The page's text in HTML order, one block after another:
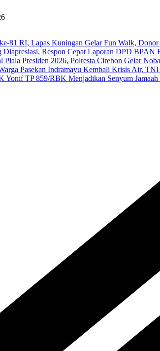
81 RI, Lapas Kuningan Gelar Fun Walk,
Diapresiasi, Respon Cepat Laporan DPD BPAN
Piala Presiden 2026, Polresta Cirebon Gelar
Pasekan Indramayu Kembali Krisis Air,
Yonif TP 859/RBK Menjadikan Senyum